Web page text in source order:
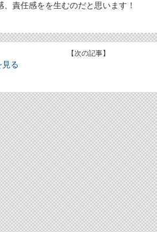
責任感をを生むのだと思います！
【次の記事】
見る